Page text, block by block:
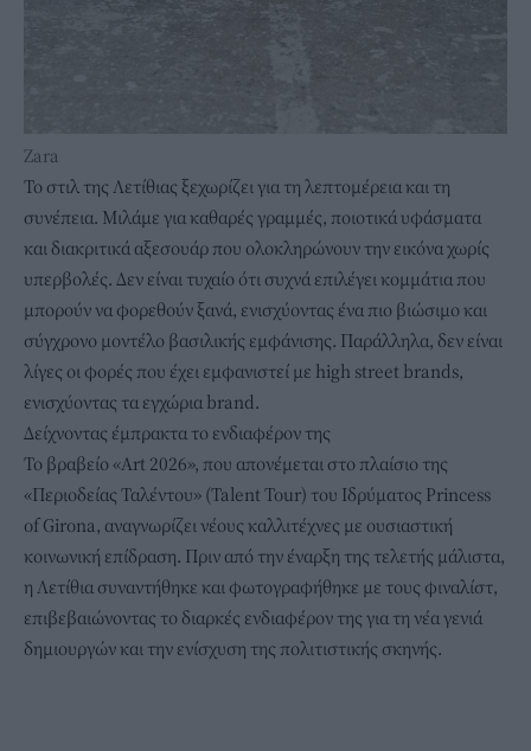
Zara
Το στιλ της Λετίθιας ξεχωρίζει για τη λεπτομέρεια και τη
συνέπεια. Μιλάμε για καθαρές γραμμές, ποιοτικά υφάσματα
και διακριτικά αξεσουάρ που ολοκληρώνουν την εικόνα χωρίς
υπερβολές. Δεν είναι τυχαίο ότι συχνά επιλέγει κομμάτια που
μπορούν να φορεθούν ξανά, ενισχύοντας ένα πιο βιώσιμο και
σύγχρονο μοντέλο βασιλικής εμφάνισης. Παράλληλα, δεν είναι
λίγες οι φορές που έχει εμφανιστεί με high street brands,
ενισχύοντας τα εγχώρια brand.
Δείχνοντας έμπρακτα το ενδιαφέρον της
Το βραβείο «Art 2026», που απονέμεται στο πλαίσιο της
«Περιοδείας Ταλέντου» (Talent Tour) του Ιδρύματος Princess
of Girona, αναγνωρίζει νέους καλλιτέχνες με ουσιαστική
κοινωνική επίδραση. Πριν από την έναρξη της τελετής μάλιστα,
η Λετίθια συναντήθηκε και φωτογραφήθηκε με τους φιναλίστ,
επιβεβαιώνοντας το διαρκές ενδιαφέρον της για τη νέα γενιά
δημιουργών και την ενίσχυση της πολιτιστικής σκηνής.